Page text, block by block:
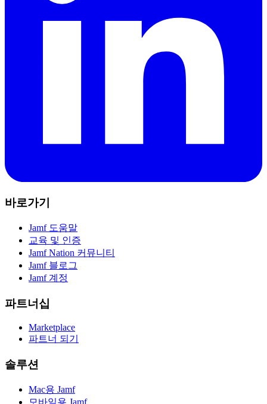
바로가기
Jamf 도움말
교육 및 인증
Jamf Nation 커뮤니티
Jamf 블로그
Jamf 계정
파트너십
Marketplace
파트너 되기
솔루션
Mac용 Jamf
모바일용 Jamf